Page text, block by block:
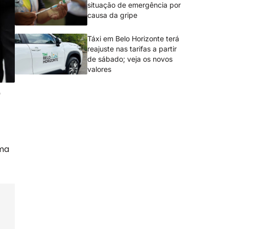
situação de emergência por
causa da gripe
Táxi em Belo Horizonte terá
reajuste nas tarifas a partir
de sábado; veja os novos
valores